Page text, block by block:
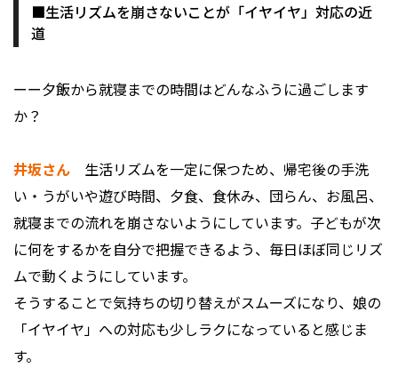
■生活リズムを崩さないことが「イヤイヤ」対応の近
道
ーー夕飯から就寝までの時間はどんなふうに過ごします
か？
井坂さん 生活リズムを一定に保つため、帰宅後の手洗
い・うがいや遊び時間、夕食、食休み、団らん、お風呂、
就寝までの流れを崩さないようにしています。子どもが次
に何をするかを自分で把握できるよう、毎日ほぼ同じリズ
ムで動くようにしています。
そうすることで気持ちの切り替えがスムーズになり、娘の
「イヤイヤ」への対応も少しラクになっていると感じま
す。